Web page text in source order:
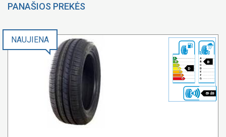
PANAŠIOS PREKĖS
D
B
69 dB
NAUJIENA